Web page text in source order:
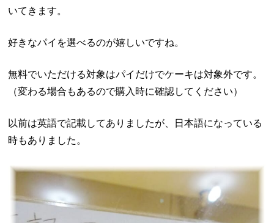
いてきます。
好きなパイを選べるのが嬉しいですね。
無料でいただける対象はパイだけでケーキは対象外です。
（変わる場合もあるので購入時に確認してください）
以前は英語で記載してありましたが、日本語になっている
時もありました。